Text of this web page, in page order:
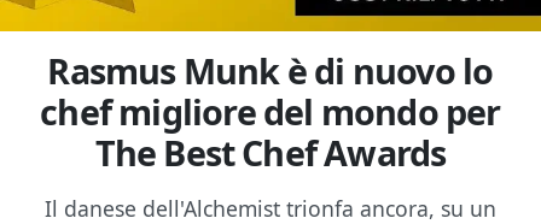
Rasmus Munk è di nuovo lo
chef migliore del mondo per
The Best Chef Awards
Il danese dell'Alchemist trionfa ancora, su un